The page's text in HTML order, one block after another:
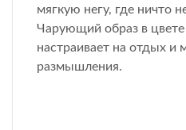
мягкую негу, где ничто
Чарующий образ в цвете
настраивает на отдых и
размышления.